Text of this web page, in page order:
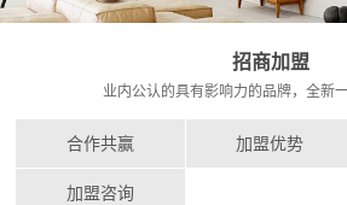
招商加盟
业内公认的具有影响力的品牌，全新
合作共赢 加盟优势
加盟咨询